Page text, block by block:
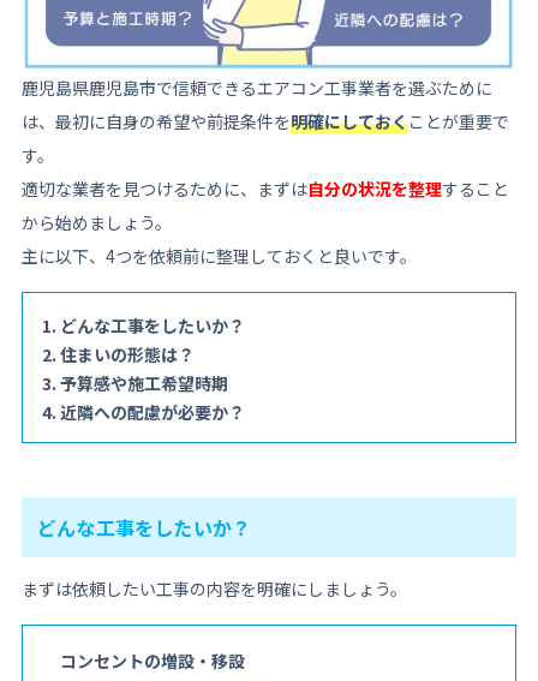
鹿児島県鹿児島市で信頼できるエアコン工事業者を選ぶために
は、最初に自身の希望や前提条件を明確にしておくことが重要で
す。
適切な業者を見つけるために、まずは自分の状況を整理すること
から始めましょう。
主に以下、4つを依頼前に整理しておくと良いです。
どんな工事をしたいか？
住まいの形態は？
予算感や施工希望時期
近隣への配慮が必要か？
どんな工事をしたいか？
まずは依頼したい工事の内容を明確にしましょう。
コンセントの増設・移設